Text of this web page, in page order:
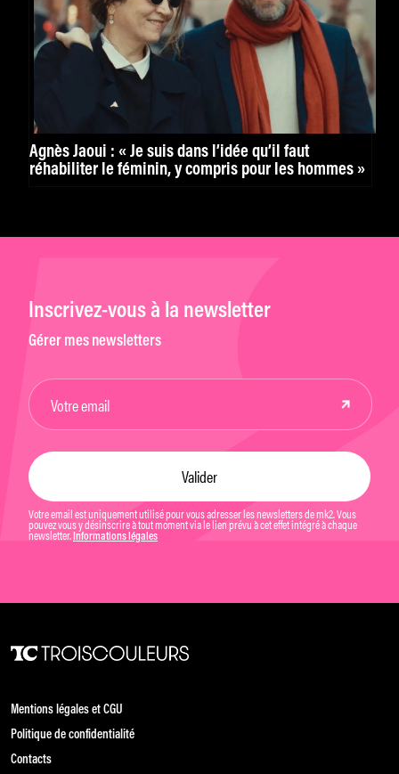
Agnès Jaoui : « Je suis dans l’idée qu’il faut
réhabiliter le féminin, y compris pour les hommes »
Inscrivez-vous à la newsletter
Gérer mes newsletters
Votre email est uniquement utilisé pour vous adresser les newsletters de mk2. Vous
pouvez vous y désinscrire à tout moment via le lien prévu à cet effet intégré à chaque
newsletter. Informations légales
Mentions légales et CGU
Politique de confidentialité
Contacts